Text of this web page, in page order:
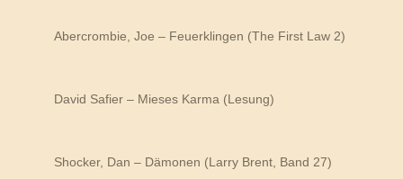
Abercrombie, Joe – Feuerklingen (The First Law 2)
David Safier – Mieses Karma (Lesung)
Shocker, Dan – Dämonen (Larry Brent, Band 27)